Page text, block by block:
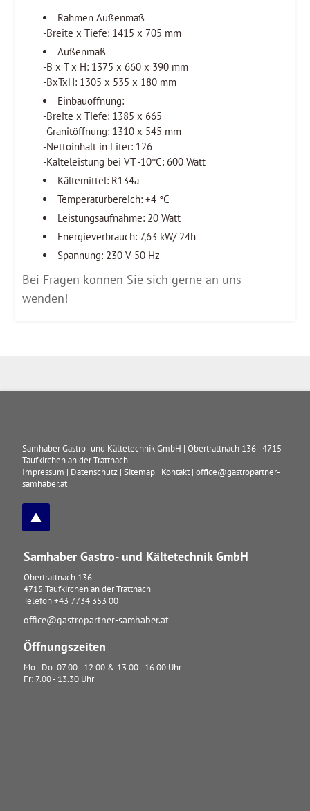
Rahmen Außenmaß
-Breite x Tiefe: 1415 x 705 mm
Außenmaß
-B x T x H: 1375 x 660 x 390 mm
-BxTxH: 1305 x 535 x 180 mm
Einbauöffnung:
-Breite x Tiefe: 1385 x 665
-Granitöffnung: 1310 x 545 mm
-Nettoinhalt in Liter: 126
-Kälteleistung bei VT -10°C: 600 Watt
Kältemittel: R134a
Temperaturbereich: +4 °C
Leistungsaufnahme: 20 Watt
Energieverbrauch: 7,63 kW/ 24h
Spannung: 230 V 50 Hz
Bei Fragen können Sie sich gerne an uns
wenden!
Samhaber Gastro- und Kältetechnik GmbH |Obertrattnach 136 |4715
Taufkirchen an der Trattnach
Impressum | Datenschutz |Sitemap | Kontakt |office@gastropartner-
samhaber.at
Samhaber Gastro- und Kältetechnik GmbH
Obertrattnach 136
4715 Taufkirchen an der Trattnach
Telefon +43 7734 353 00
office@gastropartner-samhaber.at
Öffnungszeiten
Mo - Do: 07.00 - 12.00 & 13.00 - 16.00 Uhr
Fr: 7.00 - 13.30 Uhr